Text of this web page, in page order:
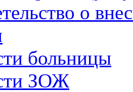
о
больницы
ЗОЖ